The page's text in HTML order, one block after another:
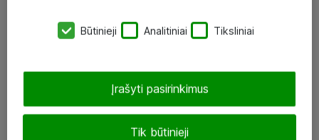
eShop@atea.lt
Būtinieji Analitiniai Tiksliniai
Tik būtinieji
Įrašyti pasirinkimus